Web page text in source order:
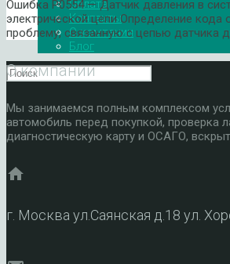
Оплата
Контакты
О компании
Блог
Ошибка P0554 — Датчик давления в
электрической цепи Определение кода
проблему, связанную с цепью датчика
О компании
Мы занимаемся полным комплексом
автомобиль перед покупкой, проверка
диагностическую карту и ОСАГО,
home
г. Москва ул.Саянская д.18 ул.